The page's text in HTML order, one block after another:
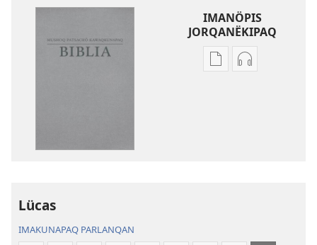
IMANÖPIS
JORQANËKIPAQ
Mëqanchöpis
Lücas
IMAKUNAPAQ PARLANQAN